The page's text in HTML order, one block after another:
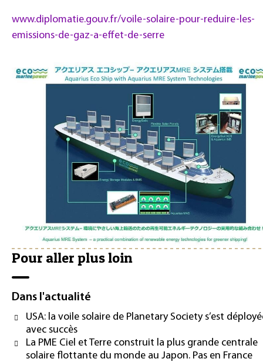
www.diplomatie.gouv.fr/voile-solaire-pour-reduire-les-
emissions-de-gaz-a-effet-de-serre
Pour aller plus loin
Dans l'actualité
USA: la voile solaire de Planetary Society s’est
avec succès
La PME Ciel et Terre construit la plus grande centrale
solaire flottante du monde au Japon. Pas en France